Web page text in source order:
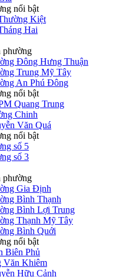
nổi bật
Kiệt
Hai
phường
Đông Hưng Thuận
Trung Mỹ Tây
An Phú Đông
nổi bật
Quang Trung
Chinh
Văn Quá
nổi bật
số 5
số 3
phường
Gia Định
Bình Thạnh
Bình Lợi Trung
Thạnh Mỹ Tây
Bình Quới
nổi bật
Biên Phủ
Văn Khiêm
Hữu Cảnh